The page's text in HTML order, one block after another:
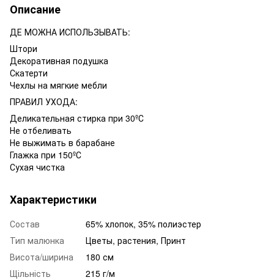
Описание
ДЕ МОЖНА ИСПОЛЬЗЫВАТЬ:
Штори
Декоративная подушка
Скатерти
Чехлы на мягкие мебли
ПРАВИЛ УХОДА:
Деликательная стирка при 30ºС
Не отбеливать
Не выжимать в барабане
Глажка при 150ºС
Сухая чистка
Характеристики
Состав
65% хлопок, 35% полиэстер
Тип малюнка
Цветы, растения, Принт
Висота/ширина
180 см
Щільність
215 г/м